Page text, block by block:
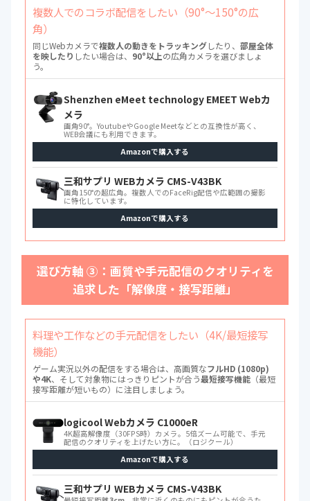
複数人でのコラボ配信をしたい（90°〜150°の広
角）
同じWebカメラで複数人の動きをトラッキングしたり、 部屋全体
を映したり したい場合は、 90°以上の広角カメラを選びましょ
う。
Shenzhen eMeet technology EMEET Webカ
メラ
画角90°。YoutubeやGoogle Meetなどとの互換性が高く、
WEB会議にも利用できます。
Amazonで購入する
三和サプリ WEBカメラ CMS-V43BK
画角150°の超広角。複数人でのFaceRig配信や広範囲の撮影
に特化しています。
Amazonで購入する
選び方軸 ③：画質や手元配信のクオリティを
追求した「解像度・接写距離」
料理や工作などの手元配信をしたい（4K/最短接写
機能）
ゲーム実況以外の配信をする場合は、高画質なフルHD (1080p)
や4K、そして対象物にはっきりピントが合う最短接写機能 （最短
接写距離が短いもの）に注目しましょう。
logicool Webカメラ C1000eR
4K超高解像度（30FPS時）カメラ。5倍ズーム可能で、手元
配信のクオリティを上げたい方に。（ロジクール）
Amazonで購入する
三和サプリ WEBカメラ CMS-V43BK